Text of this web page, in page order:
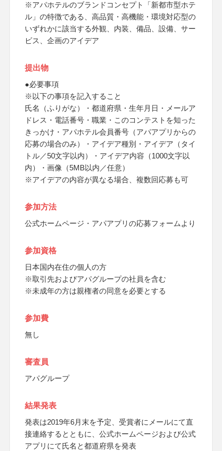
※アパホテルのブランドコンセプト「新都市型ホテ
ル」の特徴である、高品質・高機能・環境対応型の
いずれかに該当する外観、内装、備品、設備、サー
ビス、企画のアイデア
提出物
●必要事項
※以下の事項を記入すること
氏名（ふりがな）・都道府県・生年月日・メールア
ドレス・電話番号・職業・このコンテストを知った
きっかけ・アパホテル会員番号（アパアプリからの
応募の場合のみ）・アイデア種別・アイデア（タイ
トル／50文字以内）・アイデア内容（1000文字以
内）・画像（5MB以内／任意）
※アイデアの内容が異なる場合、複数回応募も可
参加方法
公式ホームページ・アパアプリの応募フォームより
参加資格
日本国内在住の個人の方
※取引先およびアパグループの社員を含む
※未成年の方は親権者の同意を必要とする
参加費
無し
審査員
アパグループ
結果発表
発表は2019年6月末を予定、受賞者にメールにて直
接連絡するとともに、公式ホームページおよび公式
アプリにて氏名と都道府県を発表